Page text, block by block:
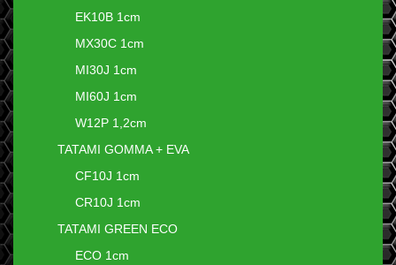
EK10B 1cm
MX30C 1cm
MI30J 1cm
MI60J 1cm
W12P 1,2cm
TATAMI GOMMA + EVA
CF10J 1cm
CR10J 1cm
TATAMI GREEN ECO
ECO 1cm